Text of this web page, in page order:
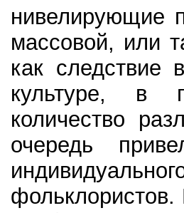
нивелирующие
массовой, или
как следствие
культуре, в
количество
очередь